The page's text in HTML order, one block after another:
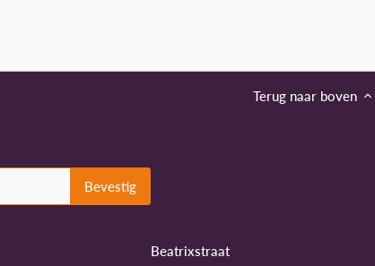
Terug naar boven
Beatrixstraat